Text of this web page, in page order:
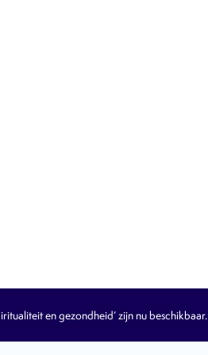
en gezondheid’ zijn nu beschikbaar.